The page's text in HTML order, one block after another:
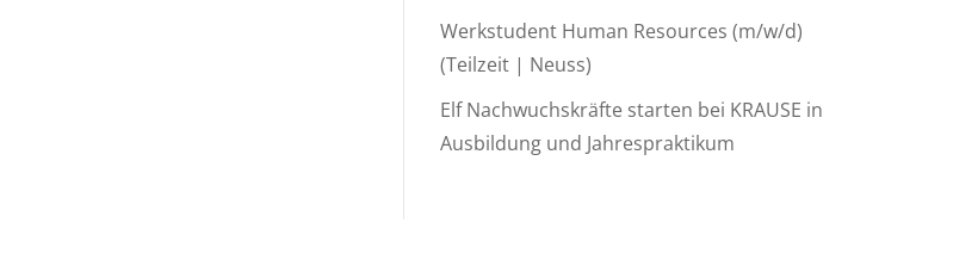
Werkstudent Human Resources (m/w/d)
(Teilzeit | Neuss)
Elf Nachwuchskräfte starten bei KRAUSE in
Ausbildung und Jahrespraktikum